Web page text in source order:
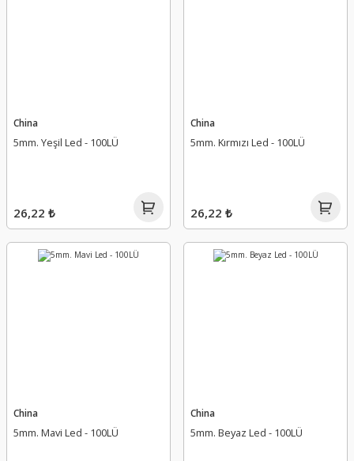
China
5mm. Yeşil Led - 100LÜ
26,22 ₺
China
5mm. Kırmızı Led - 100LÜ
26,22 ₺
China
5mm. Mavi Led - 100LÜ
China
5mm. Beyaz Led - 100LÜ